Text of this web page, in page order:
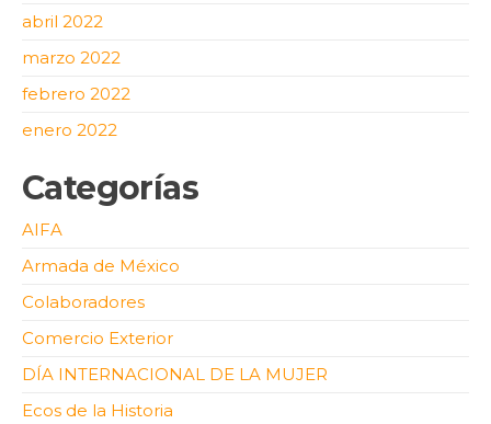
abril 2022
marzo 2022
febrero 2022
enero 2022
Categorías
AIFA
Armada de México
Colaboradores
Comercio Exterior
DÍA INTERNACIONAL DE LA MUJER
Ecos de la Historia